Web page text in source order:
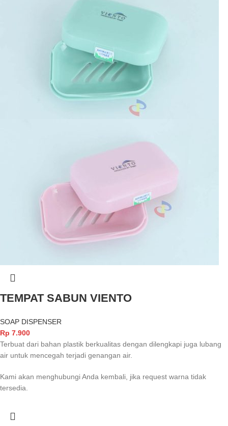
TEMPAT SABUN VIENTO
SOAP DISPENSER
Rp 7.900
Terbuat dari bahan plastik berkualitas dengan dilengkapi juga lubang
air untuk mencegah terjadi genangan air.
Kami akan menghubungi Anda kembali, jika request warna tidak
tersedia.